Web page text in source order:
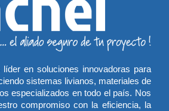
en soluciones innovadoras para
sistemas livianos, materiales de
especializados en todo el país. Nos
compromiso con la eficiencia, la